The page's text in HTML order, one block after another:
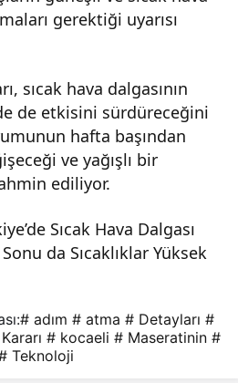
gerektiği uyarısı
sıcak hava dalgasının
de etkisini sürdüreceğini
hafta başından
ve yağışlı bir
ediliyor.
Sıcak Hava Dalgası
da Sıcaklıklar Yüksek
# adım # atma # Detayları #
# kocaeli # Maseratinin #
Teknoloji